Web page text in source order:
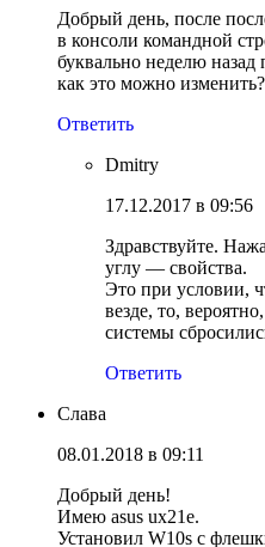
Добрый день, после
в консоли командной
буквально неделю
как это можно изменить?
Ответить
Dmitry
17.12.2017 в 09:56
Здравствуйте.
углу — свойства.
Это при условии,
везде, то,
системы
Ответить
Слава
08.01.2018 в 09:11
Добрый день!
Имею asus ux21e.
Установил W10s с